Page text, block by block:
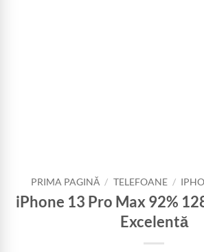
PRIMA PAGINĂ / TELEFOANE /
iPhone 13 Pro Max 92%
Excelentă